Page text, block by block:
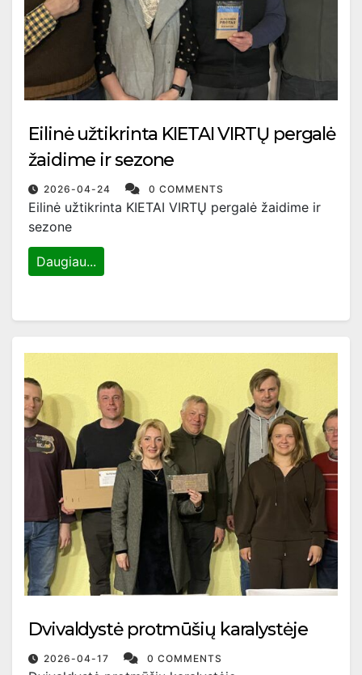
Eilinė užtikrinta KIETAI VIRTŲ pergalė
žaidime ir sezone
2026-04-24 0 COMMENTS
Eilinė užtikrinta KIETAI VIRTŲ pergalė žaidime ir
sezone
Daugiau...
Dvivaldystė protmūšių karalystėje
2026-04-17 0 COMMENTS